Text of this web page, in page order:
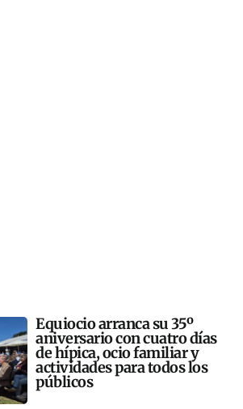
Equiocio arranca su 35º
aniversario con cuatro días
de hípica, ocio familiar y
actividades para todos los
públicos